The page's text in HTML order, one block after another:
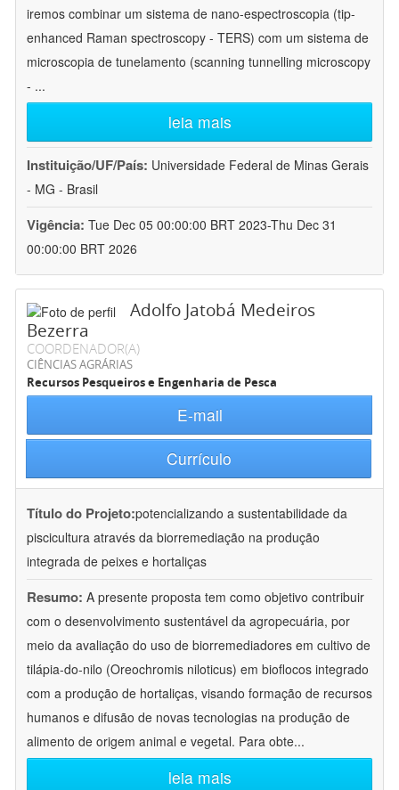
iremos combinar um sistema de nano-espectroscopia (tip-
enhanced Raman spectroscopy - TERS) com um sistema de
microscopia de tunelamento (scanning tunnelling microscopy
- ...
leia mais
Instituição/UF/País: Universidade Federal de Minas Gerais
- MG - Brasil
Vigência: Tue Dec 05 00:00:00 BRT 2023-Thu Dec 31
00:00:00 BRT 2026
Adolfo Jatobá Medeiros
Bezerra
COORDENADOR(A)
CIÊNCIAS AGRÁRIAS
Recursos Pesqueiros e Engenharia de Pesca
E-mail
Currículo
Título do Projeto:potencializando a sustentabilidade da
piscicultura através da biorremediação na produção
integrada de peixes e hortaliças
Resumo: A presente proposta tem como objetivo contribuir
com o desenvolvimento sustentável da agropecuária, por
meio da avaliação do uso de biorremediadores em cultivo de
tilápia-do-nilo (Oreochromis niloticus) em bioflocos integrado
com a produção de hortaliças, visando formação de recursos
humanos e difusão de novas tecnologias na produção de
alimento de origem animal e vegetal. Para obte...
leia mais